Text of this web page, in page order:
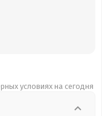
условиях на сегодня